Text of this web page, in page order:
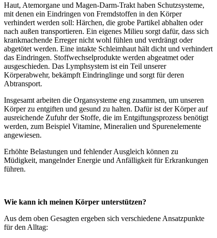
Haut, Atemorgane und Magen-Darm-Trakt haben Schutzsysteme,
mit denen ein Eindringen von Fremdstoffen in den Körper
verhindert werden soll: Härchen, die grobe Partikel abhalten oder
nach außen transportieren. Ein eigenes Milieu sorgt dafür, dass sich
krankmachende Erreger nicht wohl fühlen und verdrängt oder
abgetötet werden. Eine intakte Schleimhaut hält dicht und verhindert
das Eindringen. Stoffwechselprodukte werden abgeatmet oder
ausgeschieden. Das Lymphsystem ist ein Teil unserer
Körperabwehr, bekämpft Eindringlinge und sorgt für deren
Abtransport.
Insgesamt arbeiten die Organsysteme eng zusammen, um unseren
Körper zu entgiften und gesund zu halten. Dafür ist der Körper auf
ausreichende Zufuhr der Stoffe, die im Entgiftungsprozess benötigt
werden, zum Beispiel Vitamine, Mineralien und Spurenelemente
angewiesen.
Erhöhte Belastungen und fehlender Ausgleich können zu
Müdigkeit, mangelnder Energie und Anfälligkeit für Erkrankungen
führen.
Wie kann ich meinen Körper unterstützen?
Aus dem oben Gesagten ergeben sich verschiedene Ansatzpunkte
für den Alltag: